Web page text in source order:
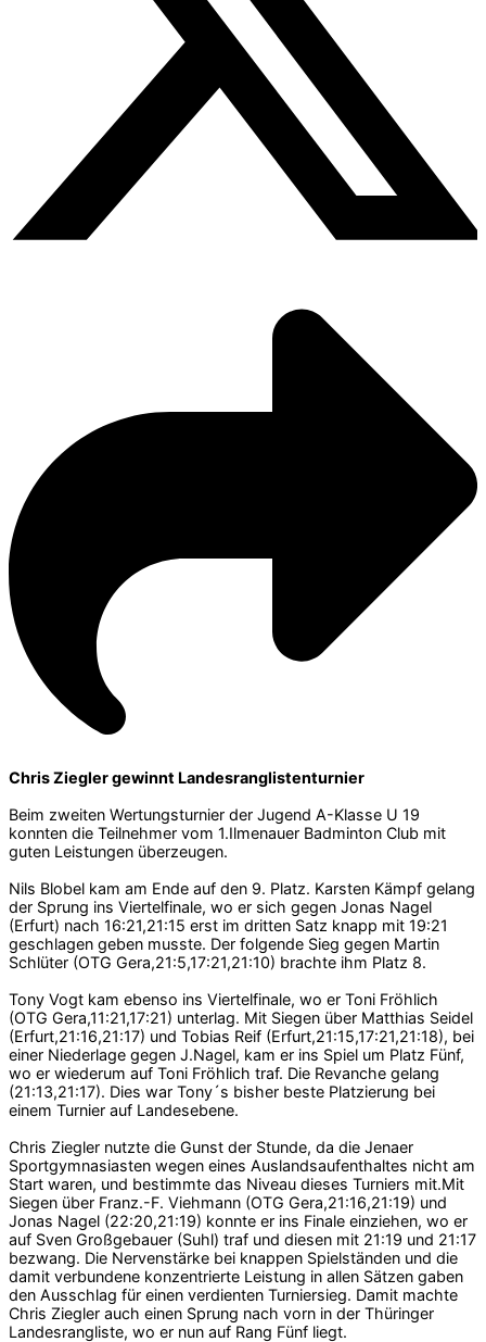
Chris Ziegler gewinnt Landesranglistenturnier
Beim zweiten Wertungsturnier der Jugend A-Klasse U 19
konnten die Teilnehmer vom 1.Ilmenauer Badminton Club mit
guten Leistungen überzeugen.
Nils Blobel kam am Ende auf den 9. Platz. Karsten Kämpf gelang
der Sprung ins Viertelfinale, wo er sich gegen Jonas Nagel
(Erfurt) nach 16:21,21:15 erst im dritten Satz knapp mit 19:21
geschlagen geben musste. Der folgende Sieg gegen Martin
Schlüter (OTG Gera,21:5,17:21,21:10) brachte ihm Platz 8.
Tony Vogt kam ebenso ins Viertelfinale, wo er Toni Fröhlich
(OTG Gera,11:21,17:21) unterlag. Mit Siegen über Matthias Seidel
(Erfurt,21:16,21:17) und Tobias Reif (Erfurt,21:15,17:21,21:18), bei
einer Niederlage gegen J.Nagel, kam er ins Spiel um Platz Fünf,
wo er wiederum auf Toni Fröhlich traf. Die Revanche gelang
(21:13,21:17). Dies war Tony´s bisher beste Platzierung bei
einem Turnier auf Landesebene.
Chris Ziegler nutzte die Gunst der Stunde, da die Jenaer
Sportgymnasiasten wegen eines Auslandsaufenthaltes nicht am
Start waren, und bestimmte das Niveau dieses Turniers mit.Mit
Siegen über Franz.-F. Viehmann (OTG Gera,21:16,21:19) und
Jonas Nagel (22:20,21:19) konnte er ins Finale einziehen, wo er
auf Sven Großgebauer (Suhl) traf und diesen mit 21:19 und 21:17
bezwang. Die Nervenstärke bei knappen Spielständen und die
damit verbundene konzentrierte Leistung in allen Sätzen gaben
den Ausschlag für einen verdienten Turniersieg. Damit machte
Chris Ziegler auch einen Sprung nach vorn in der Thüringer
Landesrangliste, wo er nun auf Rang Fünf liegt.